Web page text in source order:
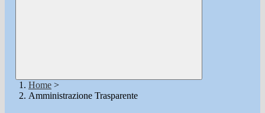
Home >
Amministrazione Trasparente